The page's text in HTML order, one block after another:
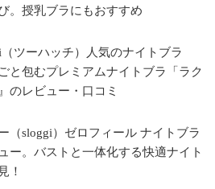
。授乳ブラにもおすすめ
（ツーハッチ）人気のナイトブラ
ごと包むプレミアムナイトブラ「ラク
のレビュー・口コミ
（sloggi）ゼロフィール ナイトブラ
ー。バストと一体化する快適ナイト
！